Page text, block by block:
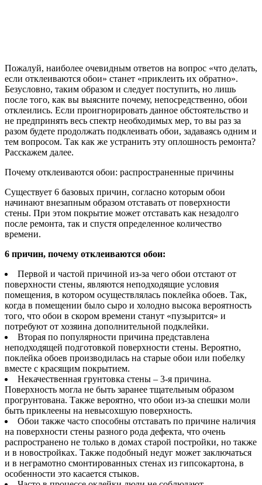
Пожалуй, наиболее очевидным ответов на вопрос «что делать,
если отклеиваются обои» станет «приклеить их обратно».
Безусловно, таким образом и следует поступить, но лишь
после того, как вы выясните почему, непосредственно, обои
отклеились. Если проигнорировать данное обстоятельство и
не предпринять весь спектр необходимых мер, то вы раз за
разом будете продолжать подклеивать обои, задаваясь одним и
тем вопросом. Так как же устранить эту оплошность ремонта?
Расскажем далее.
Почему отклеиваются обои: распространенные причины
Существует 6 базовых причин, согласно которым обои
начинают внезапным образом отставать от поверхности
стены. При этом покрытие может отставать как незадолго
после ремонта, так и спустя определенное количество
времени.
6 причин, почему отклеиваются обои:
Первой и частой причиной из-за чего обои отстают от
поверхности стены, являются неподходящие условия
помещения, в котором осуществлялась поклейка обоев. Так,
когда в помещении было сыро и холодно высока вероятность
того, что обои в скором времени станут «пузырится» и
потребуют от хозяина дополнительной подклейки.
Вторая по популярности причина представлена
неподходящей подготовкой поверхности стены. Вероятно,
поклейка обоев производилась на старые обои или побелку
вместе с красящим покрытием.
Некачественная грунтовка стены – 3-я причина.
Поверхность могла не быть заранее тщательным образом
прогрунтована. Также вероятно, что обои из-за спешки моли
быть приклеены на невысохшую поверхность.
Обои также часто способны отставать по причине наличия
на поверхности стены разного рода дефекта, что очень
распространено не только в домах старой постройки, но также
и в новостройках. Также подобный недуг может заключаться
и в неграмотно смонтированных стенах из гипсокартона, в
особенности это касается стыков.